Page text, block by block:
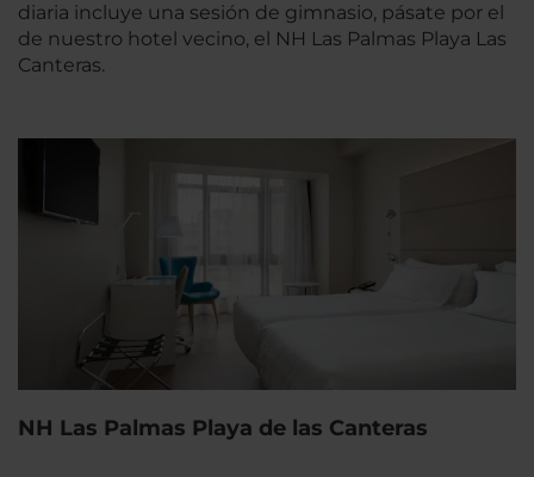
diaria incluye una sesión de gimnasio, pásate por el
de nuestro hotel vecino, el NH Las Palmas Playa Las
Canteras.
NH Las Palmas Playa de las Canteras